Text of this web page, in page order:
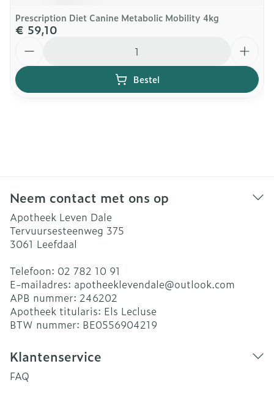
Prescription Diet Canine Metabolic Mobility 4kg
€ 59,10
Bestel
Neem contact met ons op
Apotheek Leven Dale
Tervuursesteenweg 375
3061 Leefdaal
Telefoon: 02 782 10 91
E-mailadres: apotheeklevendale@outlook.com
APB nummer: 246202
Apotheek titularis: Els Lecluse
BTW nummer: BE0556904219
Klantenservice
FAQ